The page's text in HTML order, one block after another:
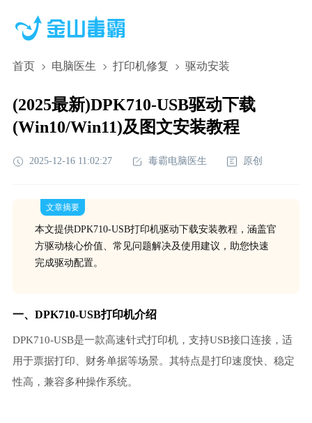
首页 电脑医生 打印机修复 驱动安装
(2025最新)DPK710-USB驱动下载
(Win10/Win11)及图文安装教程
2025-12-16 11:02:27 毒霸电脑医生 原创
文章摘要
本文提供DPK710-USB打印机驱动下载安装教程，涵盖官
方驱动核心价值、常见问题解决及使用建议，助您快速
完成驱动配置。
一、DPK710-USB打印机介绍
DPK710-USB是一款高速针式打印机，支持USB接口连接，适
用于票据打印、财务单据等场景。其特点是打印速度快、稳定
性高，兼容多种操作系统。